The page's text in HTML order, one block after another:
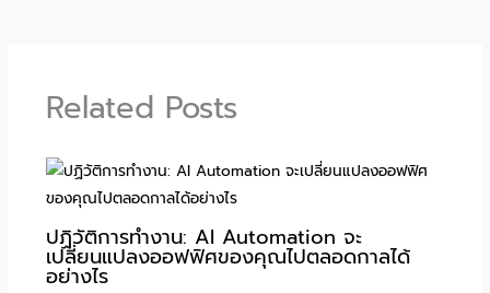
Related Posts
ปฏิวัติการทำงาน: AI Automation จะ
เปลี่ยนแปลงออฟฟิศของคุณไปตลอดกาลได้
อย่างไร